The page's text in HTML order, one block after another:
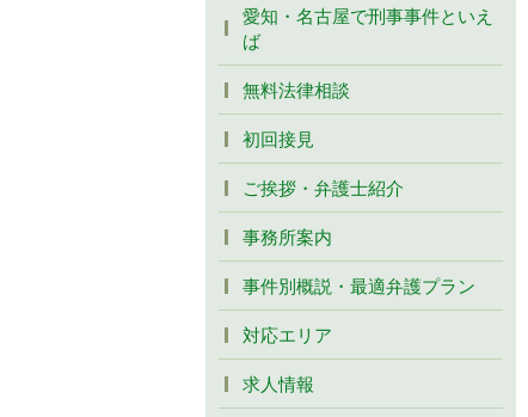
愛知・名古屋で刑事事件といえ
ば
無料法律相談
初回接見
ご挨拶・弁護士紹介
事務所案内
事件別概説・最適弁護プラン
対応エリア
求人情報